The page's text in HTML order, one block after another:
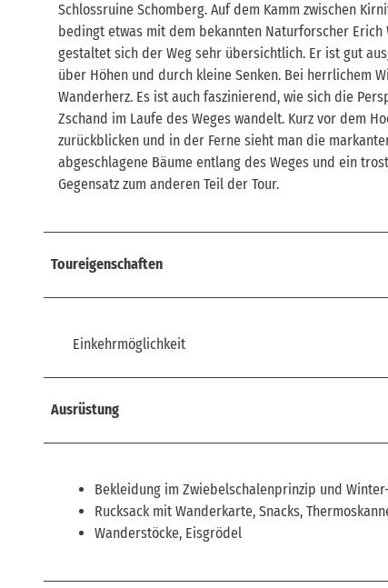
Schlossruine Schomberg. Auf dem Kamm zwischen
bedingt etwas mit dem bekannten Naturforscher
gestaltet sich der Weg sehr übersichtlich. Er ist gut
über Höhen und durch kleine Senken. Bei herrlichem
Wanderherz. Es ist auch faszinierend, wie sich die
Zschand im Laufe des Weges wandelt. Kurz vor dem
zurückblicken und in der Ferne sieht man die
abgeschlagene Bäume entlang des Weges und ein
Gegensatz zum anderen Teil der Tour.
Toureigenschaften
Einkehrmöglichkeit
Ausrüstung
Bekleidung im Zwiebelschalenprinzip und
Rucksack mit Wanderkarte, Snacks,
Wanderstöcke, Eisgrödel